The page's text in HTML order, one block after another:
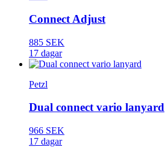
Connect Adjust
885 SEK
17 dagar
Petzl
Dual connect vario lanyard
966 SEK
17 dagar